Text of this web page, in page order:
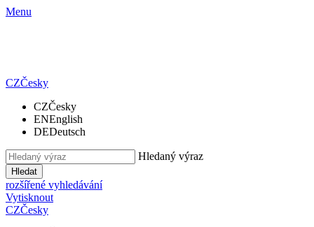
Menu
CZČesky
CZČesky
ENEnglish
DEDeutsch
Hledaný výraz
Hledat
rozšířené vyhledávání
Vytisknout
CZČesky